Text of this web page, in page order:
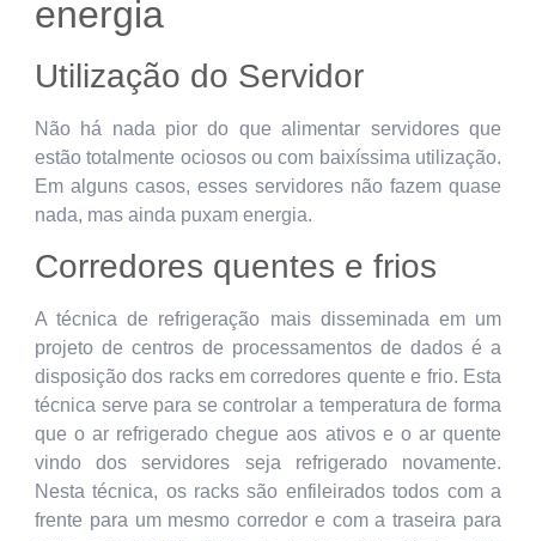
energia
Utilização do Servidor
Não há nada pior do que alimentar servidores que
estão totalmente ociosos ou com baixíssima utilização.
Em alguns casos, esses servidores não fazem quase
nada, mas ainda puxam energia.
Corredores quentes e frios
A técnica de refrigeração mais disseminada em um
projeto de centros de processamentos de dados é a
disposição dos racks em corredores quente e frio. Esta
técnica serve para se controlar a temperatura de forma
que o ar refrigerado chegue aos ativos e o ar quente
vindo dos servidores seja refrigerado novamente.
Nesta técnica, os racks são enfileirados todos com a
frente para um mesmo corredor e com a traseira para